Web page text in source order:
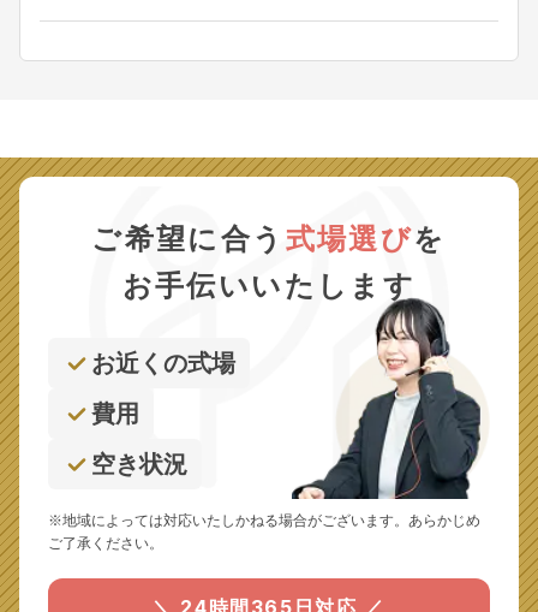
ご希望に合う 式場選びを
お手伝いいたします
お近くの式場
費用
空き状況
※地域によっては対応いたしかねる場合がございます。あらかじめ
ご了承ください。
＼ 24時間365日対応 ／